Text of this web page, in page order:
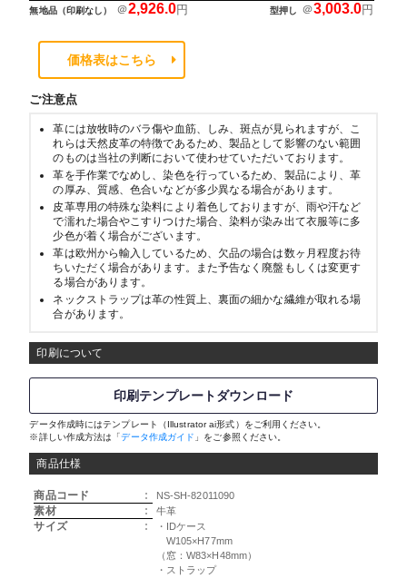
無地品（印刷なし） ＠2,926.0円 型押し ＠3,003.0円
価格表はこちら
ご注意点
革には放牧時のバラ傷や血筋、しみ、斑点が見られますが、こ
れらは天然皮革の特徴であるため、製品として影響のない範囲
のものは当社の判断において使わせていただいております。
革を手作業でなめし、染色を行っているため、製品により、革
の厚み、質感、色合いなどが多少異なる場合があります。
皮革専用の特殊な染料により着色しておりますが、雨や汗など
で濡れた場合やこすりつけた場合、染料が染み出て衣服等に多
少色が着く場合がございます。
革は欧州から輸入しているため、欠品の場合は数ヶ月程度お待
ちいただく場合があります。また予告なく廃盤もしくは変更す
る場合があります。
ネックストラップは革の性質上、裏面の細かな繊維が取れる場
合があります。
印刷について
印刷テンプレートダウンロード
データ作成時にはテンプレート（Illustrator ai形式）をご利用ください。
※詳しい作成方法は「データ作成ガイド 」をご参照ください。
商品仕様
商品コード : NS-SH-82011090
素材 : 牛革
サイズ :
・IDケース
W105×H77mm
（窓：W83×H48mm）
・ストラップ